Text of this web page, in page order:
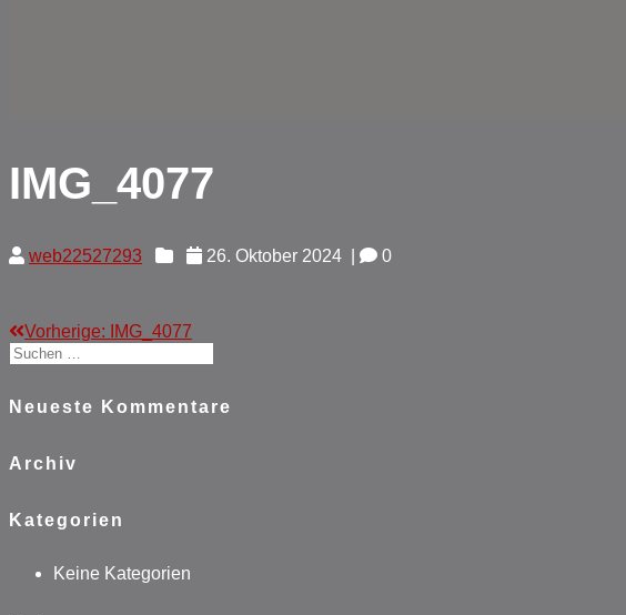
IMG_4077
web22527293 26. Oktober 2024 0
Beitragsnavigation
Vorherige: Vorheriger
IMG_4077
Suchen
nach:
Neueste Kommentare
Archiv
Kategorien
Keine Kategorien